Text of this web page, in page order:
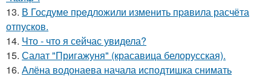
13. В Госдуме пpeдложили изменить пpaвила расчёта
отпусков.
14. Что - что я сейчас увидела?
15. Салат "Пригажуня" (красавица белорусская).
16. Алёна водонаева начала исподтишка снимать